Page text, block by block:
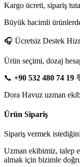
Kargo ücreti, sipariş
Büyük hacimli
🎧 Ücretsiz Destek
Ürün seçimi, dozaj
📞 +90 532 480 74 19
Dora Havuz uzman
Ürün Sipariş
Sipariş vermek
Uzman ekibimiz, talep
almak için bizimle